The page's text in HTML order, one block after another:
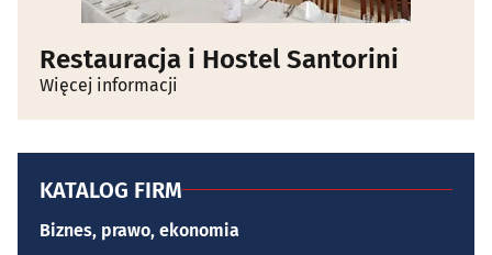
Restauracja i Hostel Santorini
Więcej informacji
KATALOG FIRM
Biznes, prawo, ekonomia